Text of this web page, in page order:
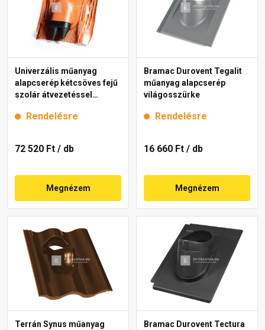
Univerzális műanyag
alapcserép kétcsöves fejű
szolár átvezetéssel
Rendelésre
72 520 Ft / db
Megnézem
Bramac Durovent Tegalit
műanyag alapcserép
világosszürke
Rendelésre
16 660 Ft / db
Megnézem
Terrán Synus műanyag
Bramac Durovent Tectura